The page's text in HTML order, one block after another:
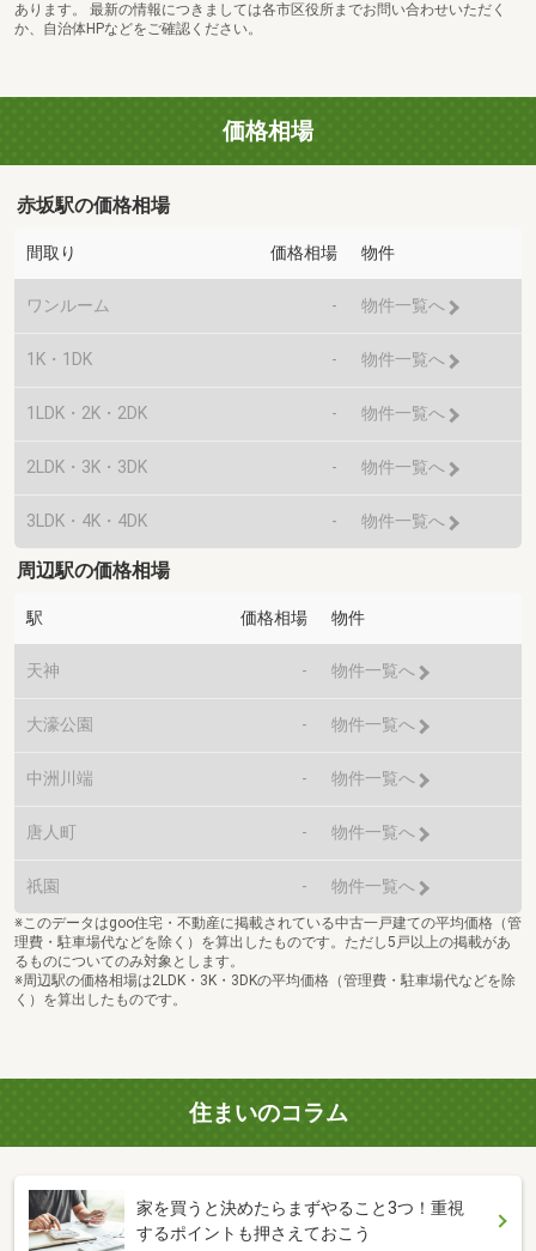
あります。 最新の情報につきましては各市区役所までお問い合わせいただく
か、自治体HPなどをご確認ください。
価格相場
赤坂駅の価格相場
間取り 価格相場 物件
ワンルーム - 物件一覧へ
1K・1DK - 物件一覧へ
1LDK・2K・2DK - 物件一覧へ
2LDK・3K・3DK - 物件一覧へ
3LDK・4K・4DK - 物件一覧へ
周辺駅の価格相場
駅 価格相場 物件
天神 - 物件一覧へ
大濠公園 - 物件一覧へ
中洲川端 - 物件一覧へ
唐人町 - 物件一覧へ
祇園 - 物件一覧へ
※このデータはgoo住宅・不動産に掲載されている中古一戸建ての平均価格（管
理費・駐車場代などを除く）を算出したものです。ただし5戸以上の掲載があ
るものについてのみ対象とします。
※周辺駅の価格相場は2LDK・3K・3DKの平均価格（管理費・駐車場代などを除
く）を算出したものです。
住まいのコラム
家を買うと決めたらまずやること3つ！重視
するポイントも押さえておこう